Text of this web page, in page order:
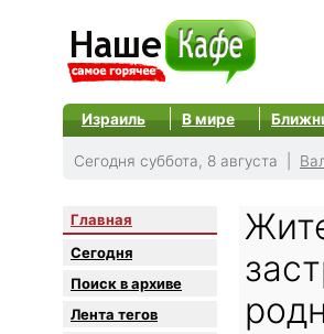
Израиль В мире
Сегодня суббота, 8 августа |
Главная
Сегодня
Поиск в архиве
Лента тегов